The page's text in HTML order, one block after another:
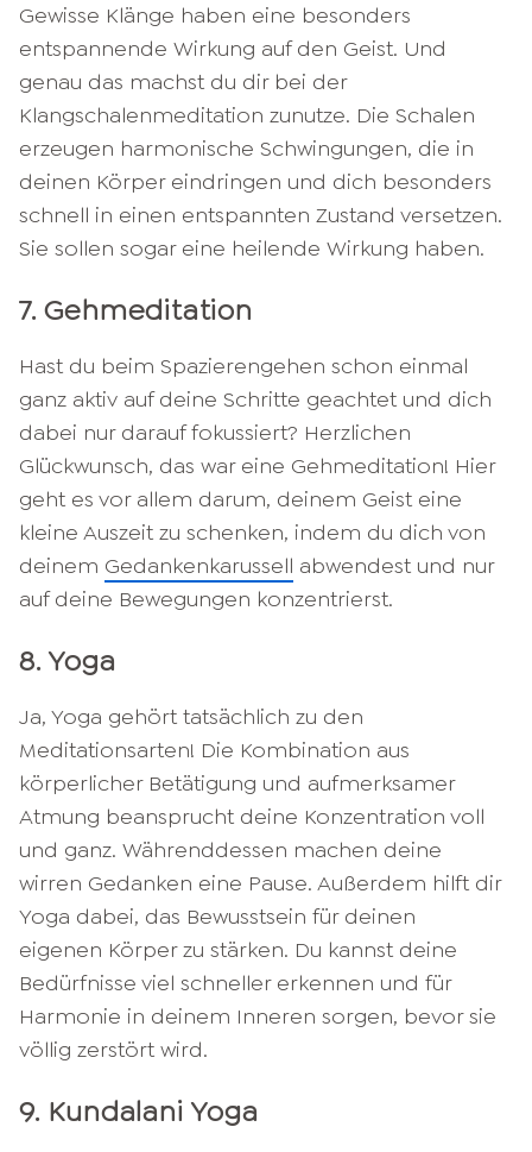
Gewisse Klänge haben eine besonders
entspannende Wirkung auf den Geist. Und
genau das machst du dir bei der
Klangschalenmeditation zunutze. Die Schalen
erzeugen harmonische Schwingungen, die in
deinen Körper eindringen und dich besonders
schnell in einen entspannten Zustand versetzen.
Sie sollen sogar eine heilende Wirkung haben.
7. Gehmeditation
Hast du beim Spazierengehen schon einmal
ganz aktiv auf deine Schritte geachtet und dich
dabei nur darauf fokussiert? Herzlichen
Glückwunsch, das war eine Gehmeditation! Hier
geht es vor allem darum, deinem Geist eine
kleine Auszeit zu schenken, indem du dich von
deinem Gedankenkarussell abwendest und nur
auf deine Bewegungen konzentrierst.
8. Yoga
Ja, Yoga gehört tatsächlich zu den
Meditationsarten! Die Kombination aus
körperlicher Betätigung und aufmerksamer
Atmung beansprucht deine Konzentration voll
und ganz. Währenddessen machen deine
wirren Gedanken eine Pause. Außerdem hilft dir
Yoga dabei, das Bewusstsein für deinen
eigenen Körper zu stärken. Du kannst deine
Bedürfnisse viel schneller erkennen und für
Harmonie in deinem Inneren sorgen, bevor sie
völlig zerstört wird.
9. Kundalani Yoga